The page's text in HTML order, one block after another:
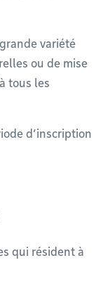
variété
ou de mise
tous les
d’inscription
qui résident à